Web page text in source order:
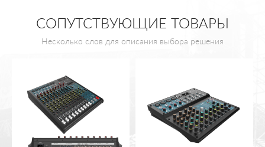
СОПУТСТВУЮЩИЕ ТОВАРЫ
Несколько слов для описания выбора решения